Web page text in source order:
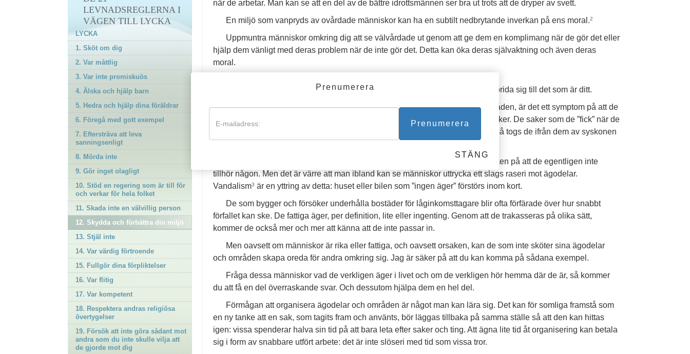
20. Försök behandla andra
skulle vilja att de
Epilog
när de arbetar. Man kan se att en del av de bättre idrottsmännen ser bra ut trots att de dryper av svett.
En miljö som vanpryds av ovårdade människor kan ha en subtilt nedbrytande inverkan på ens moral.2
Uppmuntra människor omkring dig att se välvårdade ut genom att ge dem en komplimang när de gör det eller
hjälp dem vänligt med deras problem när de inte gör det. Detta kan öka deras självaktning och även deras
moral.
När människor missköter sina ägodelar och personliga områden, kan det sprida sig till det som är ditt.
När människor tycks vara oförmögna att sköta om sina egna saker och områden, är det ett symptom på att de
känner att de faktiskt inte hör hemma där och egentligen inte äger sina egna saker. De saker som de ”fick” när de
var små var förknippade med alltför många förmaningar och förbehåll eller också togs de ifrån dem av syskonen
Sådana personers ägodelar, rum, arbetsplatser och fordon visar tydliga tecken på att de egentligen inte
tillhör någon. Men det är värre att man ibland kan se människor uttrycka ett slags raseri mot ägodelar.
Vandalism3 är en yttring av detta: huset eller bilen som ”ingen äger” förstörs inom kort.
De som bygger och försöker underhålla bostäder för låginkomsttagare blir ofta förfärade över hur snabbt
förfallet kan ske. De fattiga äger, per definition, lite eller ingenting. Genom att de trakasseras på olika sätt,
kommer de också mer och mer att känna att de inte passar in.
Men oavsett om människor är rika eller fattiga, och oavsett orsaken, kan de som inte sköter sina ägodelar
och områden skapa oreda för andra omkring sig. Jag är säker på att du kan komma på sådana exempel.
Fråga dessa människor vad de verkligen äger i livet och om de verkligen hör hemma där de är, så kommer
du att få en del överraskande svar. Och dessutom hjälpa dem en hel del.
Förmågan att organisera ägodelar och områden är något man kan lära sig. Det kan för somliga framstå som
en ny tanke att en sak, som tagits fram och använts, bör läggas tillbaka på samma ställe så att den kan hittas
igen: vissa spenderar halva sin tid på att bara leta efter saker och ting. Att ägna lite tid åt organisering kan betala
sig i form av snabbare utfört arbete: det är inte slöseri med tid som vissa tror.
Prenumerera
Prenumerera
STÄNG
LEVNADSREGLERNA I
VÄGEN TILL LYCKA
LYCKA
1. Sköt om dig
2. Var måttlig
3. Var inte promiskuös
4. Älska och hjälp barn
5. Hedra och hjälp dina föräldrar
6. Föregå med gott exempel
7. Eftersträva att leva
sanningsenligt
8. Mörda inte
9. Gör inget olagligt
10. Stöd en regering som är till för
och verkar för hela folket
11. Skada inte en välvillig person
12. Skydda och förbättra din miljö
13. Stjäl inte
14. Var värdig förtroende
15. Fullgör dina förpliktelser
16. Var flitig
17. Var kompetent
18. Respektera andras religiösa
övertygelser
19. Försök att inte göra sådant mot
andra som du inte skulle vilja att
de gjorde mot dig